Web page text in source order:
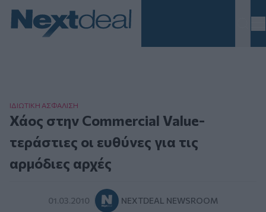
ΙΔΙΩΤΙΚΗ ΑΣΦAΛΙΣΗ
Χάος στην Commercial Value-
τεράστιες οι ευθύνες για τις
αρμόδιες αρχές
01.03.2010 NEXTDEAL NEWSROOM